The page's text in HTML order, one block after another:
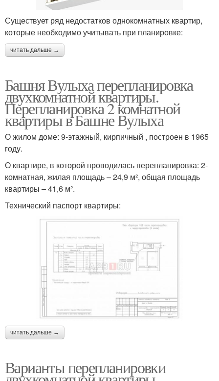
Существует ряд недостатков однокомнатных квартир,
которые необходимо учитывать при планировке:
читать дальше →
Башня Вулыха перепланировка
двухкомнатной квартиры.
Перепланировка 2 комнатной
квартиры в Башне Вулыха
О жилом доме: 9-этажный, кирпичный , построен в 1965
году.
О квартире, в которой проводилась перепланировка: 2-
комнатная, жилая площадь – 24,9 м², общая площадь
квартиры – 41,6 м².
Технический паспорт квартиры:
читать дальше →
Варианты перепланировки